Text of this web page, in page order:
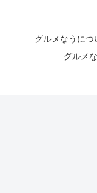
グルメなうにつ
グルメ